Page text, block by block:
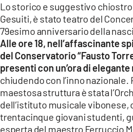
Lo storico e suggestivo chiostro
Gesuiti, è stato teatro del
79esimo anniversario della
Alle ore 18, nell’affascinante
del Conservatorio “Fausto
presenti con un’ora di
chiudendo con l’inno
maestosa struttura è stata
dell’istituto musicale vibonese,
trentacinque giovani studenti,
esperta del maestro Ferruccio